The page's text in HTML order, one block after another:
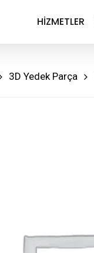
HIZMETLER
3D Yedek Parça